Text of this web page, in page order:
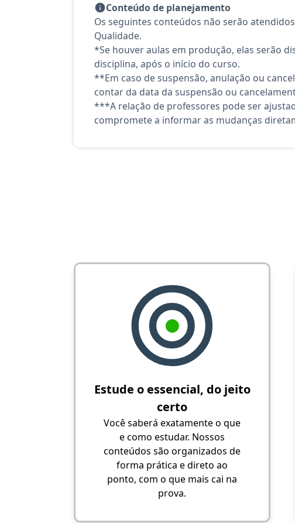
Conteúdo de planejamento
Os seguintes conteúdos não serão
Qualidade.
*Se houver aulas em produção, elas serão
disciplina, após o início do curso.
**Em caso de suspensão, anulação ou
contar da data da suspensão ou
***A relação de professores pode ser
compromete a informar as mudanças
Estude o essencial, do jeito
certo
Você saberá exatamente o que
e como estudar. Nossos
conteúdos são organizados de
forma prática e direto ao
ponto, com o que mais cai na
prova.